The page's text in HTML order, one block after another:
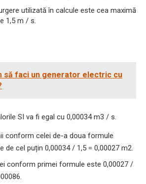
utilizată în calcule este cea maximă
1,5 m / s.
să faci un generator electric cu
SI va fi egal cu 0,00034 m3 / s.
conform celei de-a doua formule
de cel puțin 0,00034 / 1,5 = 0,00027 m2.
conform primei formule este 0,00027 /